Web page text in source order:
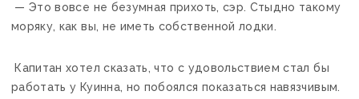
— Это вовсе не безумная прихоть, сэр. Стыдно такому
моряку, как вы, не иметь собственной лодки.
Капитан хотел сказать, что с удовольствием стал бы
работать у Куинна, но побоялся показаться навязчивым.